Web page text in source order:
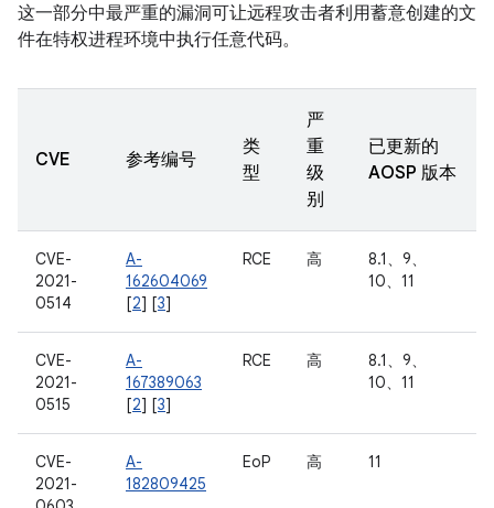
这一部分中最严重的漏洞可让远程攻击者利用蓄意创建的文
件在特权进程环境中执行任意代码。
CVE 参考编号
类
型
严
重
级
别
已更新的
AOSP 版本
CVE-
2021-
0514
A-
162604069
[2] [3]
RCE 高
8.1、9、
10、11
CVE-
2021-
0515
A-
167389063
[2] [3]
RCE 高
8.1、9、
10、11
CVE-
2021-
A-
182809425
EoP 高 11